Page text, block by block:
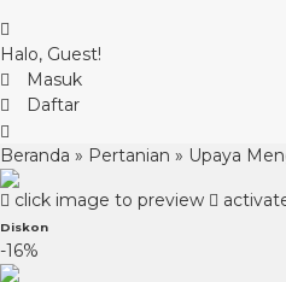
Halo, Guest!
Masuk
Daftar
Beranda » Pertanian » Upaya
click image to preview
Diskon
-16%